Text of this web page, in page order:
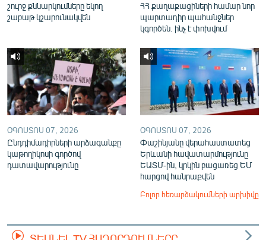
շուրջ քննարկումները եկող
շաբաթ կշարունակվեն
ՀՀ քաղաքացիների համար նոր
պարտադիր պահանջներ
կգործեն. ինչ է փոխվում
ՕԳՈՍՏՈՍ 07, 2026
Ընդդիմադիրների արձագանքը
կաթողիկոսի գործով
դատավարությունը
ՕԳՈՍՏՈՍ 07, 2026
Փաշինյանը վերահաստատեց
Երևանի հավատարմությունը
ԵԱՏՄ-ին, կրկին բացառեց ԵՄ
հարցով հանրաքվեն
Բոլոր հեռարձակումների արխիվը